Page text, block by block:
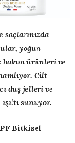
yoğun
ürünleri ve
Cilt
duş jelleri ve
sunuyor.
Bitkisel